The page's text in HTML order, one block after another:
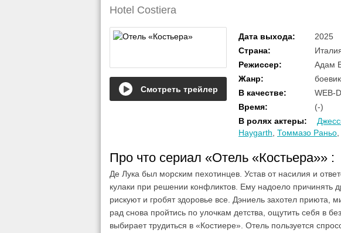
Hotel Costiera
Смотреть трейлер
Дата выхода:
2025
Страна:
Режиссер:
Адам
Жанр:
В качестве:
WEB-
Время:
(-)
В ролях актеры:
Haygarth Томмазо Раньо
Про что сериал «Отель «Костьера»» :
Де Лука был морским пехотинцев. Устав от насилия и
кулаки при решении конфликтов. Ему надоело причинять
рискуют и гробят здоровье все. Дэниель захотел
рад снова пройтись по улочкам детства, ощутить себя в
выбирает трудиться в «Костиере». Отель пользуется